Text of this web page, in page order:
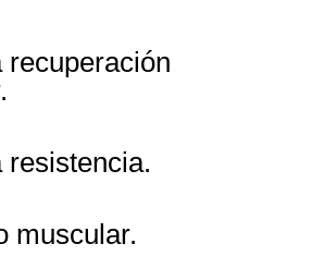
recuperación
resistencia.
muscular.